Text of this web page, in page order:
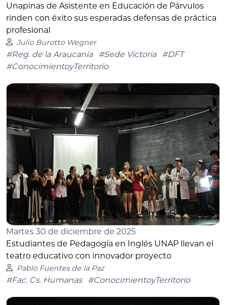
Unapinas de Asistente en Educación de Párvulos
rinden con éxito sus esperadas defensas de práctica
profesional
Julio Burotto Wegner
#Reg. de la Araucanía #Sede Victoria
#DFT
#ConocimientoyTerritorio
Martes 30 de diciembre de 2025
Estudiantes de Pedagogía en Inglés UNAP llevan el
teatro educativo con innovador proyecto
Pablo Fuentes de la Paz
#Fac. Cs. Humanas #ConocimientoyTerritorio